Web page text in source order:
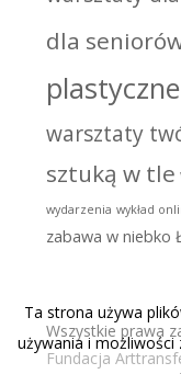
dla
plastyczne
warsztaty
sztuką w tle
wydarzenia wykład
zabawa w niebko
Wszystkie prawa
Fundacja
Ta strona używa
używania i możliwości